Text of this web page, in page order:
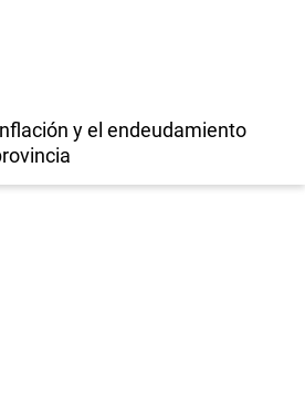
y el endeudamiento